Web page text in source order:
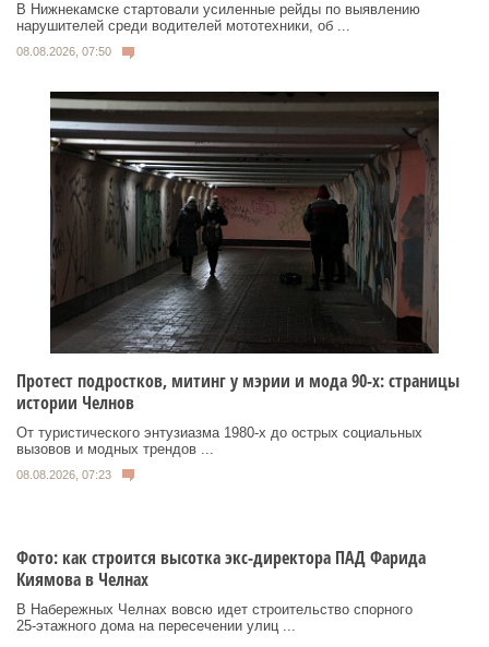
В Нижнекамске стартовали усиленные рейды по выявлению
нарушителей среди водителей мототехники, об ...
08.08.2026, 07:50
Протест подростков, митинг у мэрии и мода 90-х: страницы
истории Челнов
От туристического энтузиазма 1980‑х до острых социальных
вызовов и модных трендов ...
08.08.2026, 07:23
Фото: как строится высотка экс-директора ПАД Фарида
Киямова в Челнах
В Набережных Челнах вовсю идет строительство спорного
25‑этажного дома на пересечении улиц ...